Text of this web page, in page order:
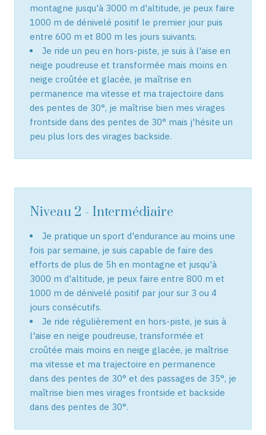
montagne jusqu'à 3000 m d'altitude, je peux faire
1000 m de dénivelé positif le premier jour puis
entre 600 m et 800 m les jours suivants.
Je ride un peu en hors-piste, je suis à l'aise en
neige poudreuse et transformée mais moins en
neige croûtée et glacée, je maîtrise en
permanence ma vitesse et ma trajectoire dans
des pentes de 30°, je maîtrise bien mes virages
frontside dans des pentes de 30° mais j'hésite un
peu plus lors des virages backside.
Niveau 2 - Intermédiaire
Je pratique un sport d'endurance au moins une
fois par semaine, je suis capable de faire des
efforts de plus de 5h en montagne et jusqu'à
3000 m d'altitude, je peux faire entre 800 m et
1000 m de dénivelé positif par jour sur 3 ou 4
jours consécutifs.
Je ride régulièrement en hors-piste, je suis à
l'aise en neige poudreuse, transformée et
croûtée mais moins en neige glacée, je maîtrise
ma vitesse et ma trajectoire en permanence
dans des pentes de 30° et des passages de 35°, je
maîtrise bien mes virages frontside et backside
dans des pentes de 30°.